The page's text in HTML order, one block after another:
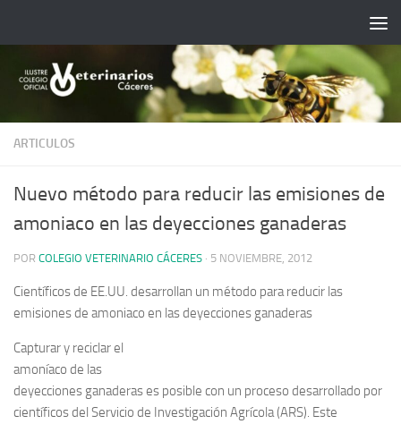
ARTICULOS
Nuevo método para reducir las emisiones de
amoniaco en las deyecciones ganaderas
POR COLEGIO VETERINARIO CÁCERES · 5 NOVIEMBRE, 2012
Científicos de EE.UU. desarrollan un método para reducir las
emisiones de amoniaco en las deyecciones ganaderas
Capturar y reciclar el
amoníaco de las
deyecciones ganaderas es posible con un proceso desarrollado por
científicos del Servicio de Investigación Agrícola (ARS). Este